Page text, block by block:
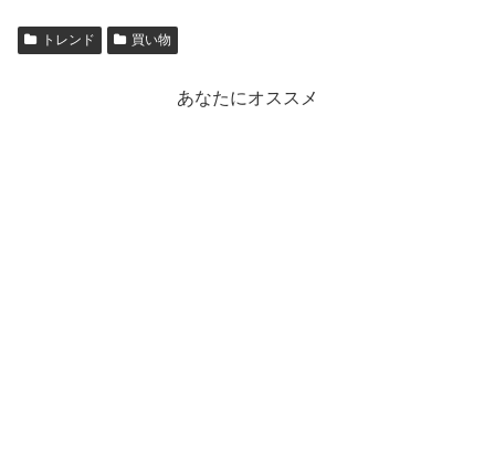
トレンド 買い物
あなたにオススメ